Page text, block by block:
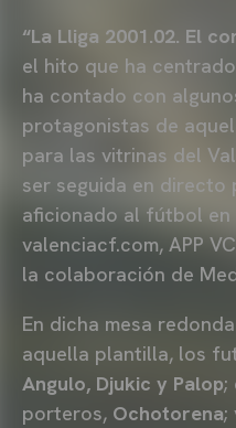
“La Lliga 2001.02. El
el hito que ha
ha contado con
protagonistas de
para las vitrinas del
ser seguida en directo
aficionado al fútbol en
valenciacf.com, APP
la colaboración de
En dicha mesa
aquella plantilla, los
Angulo, Djukic y Palop;
porteros, Ochotorena;